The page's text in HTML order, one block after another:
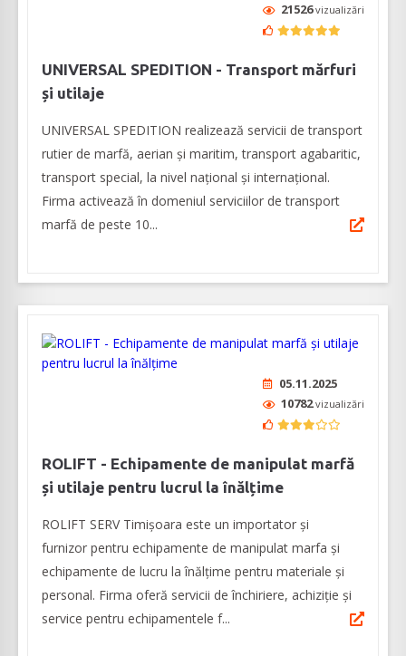
21526vizualizări
UNIVERSAL SPEDITION - Transport mărfuri
și utilaje
UNIVERSAL SPEDITION realizează servicii de transport
rutier de marfă, aerian și maritim, transport agabaritic,
transport special, la nivel național și internațional.
Firma activează în domeniul serviciilor de transport
marfă de peste 10...
05.11.2025
10782vizualizări
ROLIFT - Echipamente de manipulat marfă
și utilaje pentru lucrul la înălțime
ROLIFT SERV Timișoara este un importator și
furnizor pentru echipamente de manipulat marfa şi
echipamente de lucru la înălţime pentru materiale şi
personal. Firma oferă servicii de închiriere, achiziție și
service pentru echipamentele f...